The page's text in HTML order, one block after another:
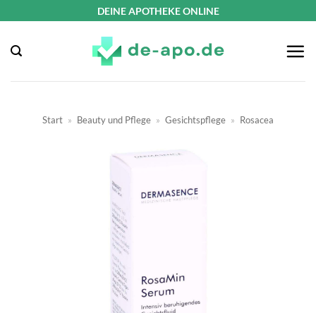
springen
DEINE APOTHEKE ONLINE
Start » Beauty und Pflege » Gesichtspflege » Rosacea